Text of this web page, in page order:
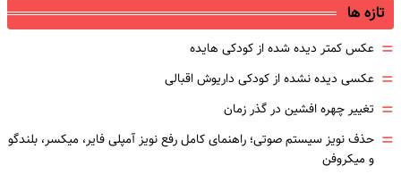
تازه ها
= عکس کمتر دیده شده از کودکی هایده
= عکسی دیده نشده از کودکی داریوش اقبالی
= تغییر چهره افشین در گذر زمان
= حذف نویز سیستم صوتی؛ راهنمای کامل رفع نویز آمپلی فایر، میکسر، بلندگو
و میکروفن